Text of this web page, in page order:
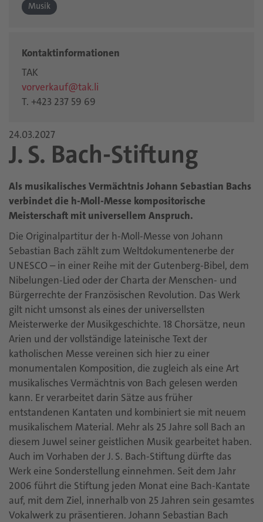
Musik
Kontaktinformationen
TAK
vorverkauf@tak.li
T. +423 237 59 69
24.03.2027
J. S. Bach-Stiftung
Als musikalisches Vermächtnis Johann Sebastian Bachs
verbindet die h-Moll-Messe kompositorische
Meisterschaft mit universellem Anspruch.
Die Originalpartitur der h-Moll-Messe von Johann
Sebastian Bach zählt zum Weltdokumentenerbe der
UNESCO – in einer Reihe mit der Gutenberg-Bibel, dem
Nibelungen-Lied oder der Charta der Menschen- und
Bürgerrechte der Französischen Revolution. Das Werk
gilt nicht umsonst als eines der universellsten
Meisterwerke der Musikgeschichte. 18 Chorsätze, neun
Arien und der vollständige lateinische Text der
katholischen Messe vereinen sich hier zu einer
monumentalen Komposition, die zugleich als eine Art
musikalisches Vermächtnis von Bach gelesen werden
kann. Er verarbeitet darin Sätze aus früher
entstandenen Kantaten und kombiniert sie mit neuem
musikalischem Material. Mehr als 25 Jahre soll Bach an
diesem Juwel seiner geistlichen Musik gearbeitet haben.
Auch im Vorhaben der J. S. Bach-Stiftung dürfte das
Werk eine Sonderstellung einnehmen. Seit dem Jahr
2006 führt die Stiftung jeden Monat eine Bach-Kantate
auf, mit dem Ziel, innerhalb von 25 Jahren sein gesamtes
Vokalwerk zu präsentieren. Johann Sebastian Bach